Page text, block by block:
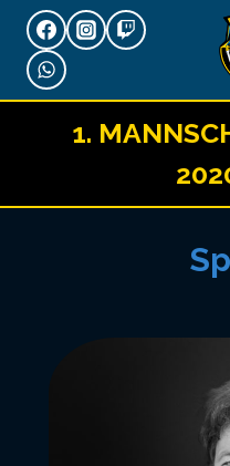
Zum
Inhalt
springen
1.